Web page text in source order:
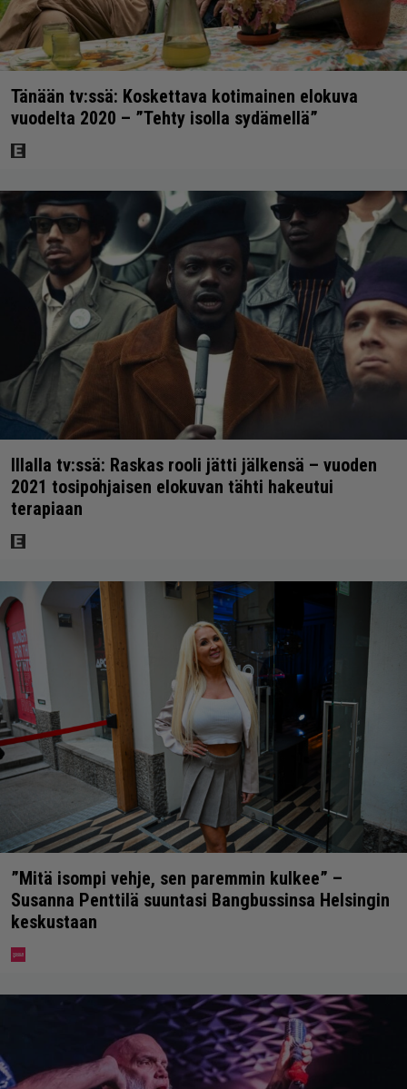
Tänään tv:ssä: Koskettava kotimainen elokuva
vuodelta 2020 – ”Tehty isolla sydämellä”
Illalla tv:ssä: Raskas rooli jätti jälkensä – vuoden
2021 tosipohjaisen elokuvan tähti hakeutui
terapiaan
”Mitä isompi vehje, sen paremmin kulkee” –
Susanna Penttilä suuntasi Bangbussinsa Helsingin
keskustaan